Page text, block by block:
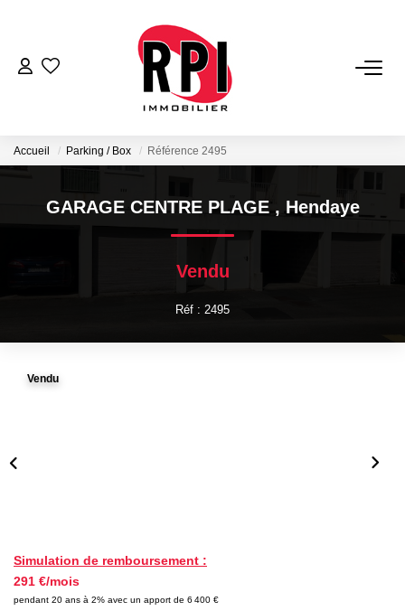
VENTES
LOCATIONS
LOCATIONS VACANCES
Notre Équipe
Accueil Parking / Box Référence 2495
GARAGE CENTRE PLAGE , Hendaye
Vendu
Réf : 2495
Vendu
Simulation de remboursement :
291 €/mois
pendant 20 ans à 2% avec un apport de 6 400 €